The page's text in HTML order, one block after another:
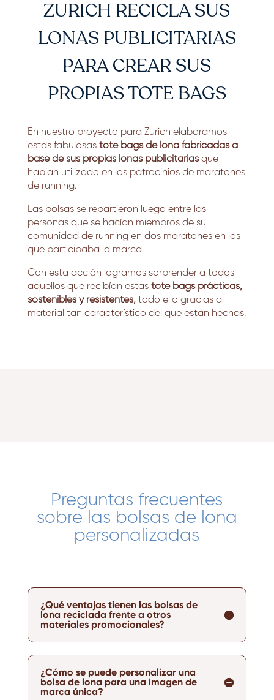
ZURICH RECICLA SUS
LONAS PUBLICITARIAS
PARA CREAR SUS
PROPIAS TOTE BAGS
En nuestro proyecto para Zurich elaboramos
estas fabulosas tote bags de lona fabricadas a
base de sus propias lonas publicitariasque
habian utilizado en los patrocinios de maratones
de running.
Las bolsas se repartieron luego entre las
personas que se hacían miembros de su
comunidad de running en dos maratones en los
que participaba la marca.
Con esta acción logramos sorprender a todos
aquellos que recibían estas tote bags prácticas,
sostenibles y resistentes,todo ello gracias al
material tan característico del que están hechas.
Preguntas frecuentes
sobre las bolsas de lona
personalizadas
¿Qué ventajas tienen las bolsas de
lona reciclada frente a otros
materiales promocionales?
¿Cómo se puede personalizar una
bolsa de lona para una imagen de
marca única?